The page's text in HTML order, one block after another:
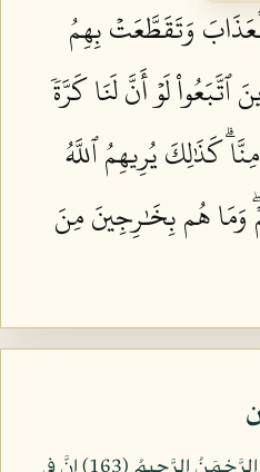
وَتَقَطَّعَتۡ بِهِمُ
ٱتَّبَعُواْ لَوۡ أَنَّ لَنَا كَرَّةٗ
كَذَٰلِكَ يُرِيهِمُ ٱللَّهُ
هُم بِخَٰرِجِينَ مِنَ